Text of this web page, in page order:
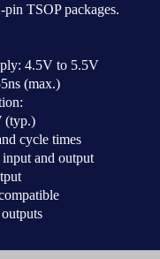
TSOP packages.
4.5V to 5.5V
(max.)
(typ.)
cycle times
and output